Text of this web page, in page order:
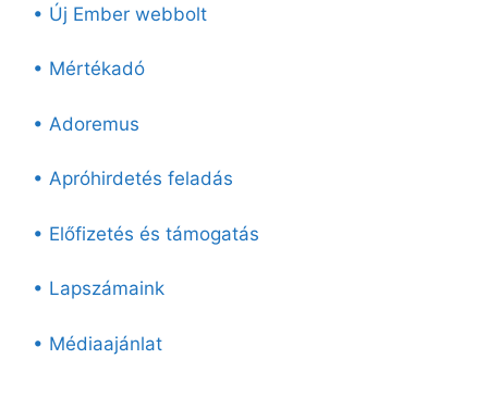
• Új Ember webbolt
• Mértékadó
• Adoremus
• Apróhirdetés feladás
• Előfizetés és támogatás
• Lapszámaink
• Médiaajánlat